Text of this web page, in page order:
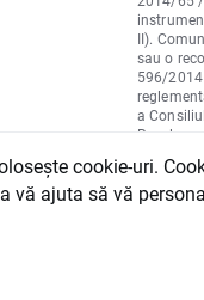
II).
sau o
596/
a
pentru
strategii
sau orice
cookie-uri.
vă ajuta să vă